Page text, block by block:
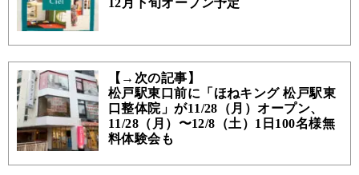
12月下旬オープン予定
【→次の記事】
松戸駅東口前に「ほねキング 松戸駅東
口整体院」が11/28（月）オープン、
11/28（月）〜12/8（土）1日100名様無
料体験会も